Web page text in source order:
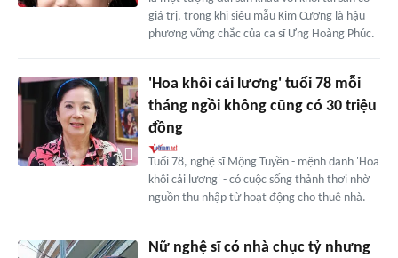
giá trị, trong khi siêu mẫu Kim Cương là hậu
phương vững chắc của ca sĩ Ưng Hoàng Phúc.
'Hoa khôi cải lương' tuổi 78 mỗi
tháng ngồi không cũng có 30 triệu
đồng
Tuổi 78, nghệ sĩ Mộng Tuyền - mệnh danh 'Hoa
khôi cải lương' - có cuộc sống thảnh thơi nhờ
nguồn thu nhập từ hoạt động cho thuê nhà.
Nữ nghệ sĩ có nhà chục tỷ nhưng